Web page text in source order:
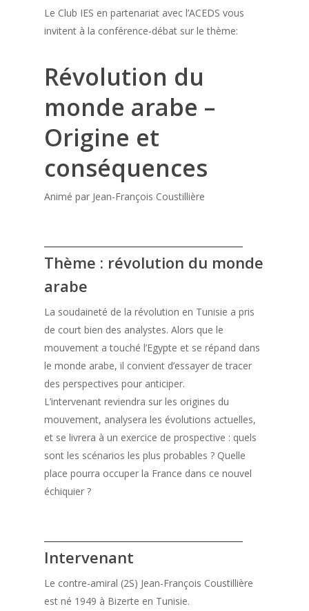
Le Club IES en partenariat avec l’ACEDS vous
invitent à la conférence-débat sur le thème:
Révolution du
monde arabe –
Origine et
conséquences
Animé par Jean-François Coustillière
Thème : révolution du monde
arabe
La soudaineté de la révolution en Tunisie a pris
de court bien des analystes. Alors que le
mouvement a touché l’Egypte et se répand dans
le monde arabe, il convient d’essayer de tracer
des perspectives pour anticiper.
L’intervenant reviendra sur les origines du
mouvement, analysera les évolutions actuelles,
et se livrera à un exercice de prospective : quels
sont les scénarios les plus probables ? Quelle
place pourra occuper la France dans ce nouvel
échiquier ?
Intervenant
Le contre-amiral (2S) Jean-François Coustillière
est né 1949 à Bizerte en Tunisie.